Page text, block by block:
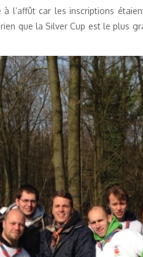
l’affût car les inscriptions
que la Silver Cup est le plus